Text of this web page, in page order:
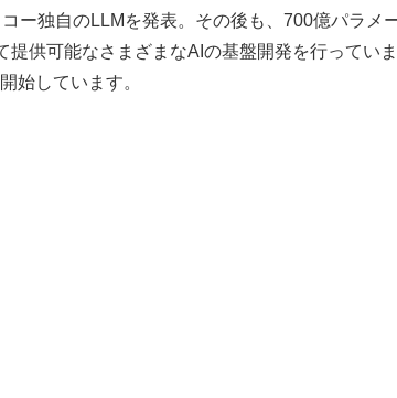
ー独自のLLMを発表。その後も、700億パラメ
供可能なさまざまなAIの基盤開発を行ってい
始しています。